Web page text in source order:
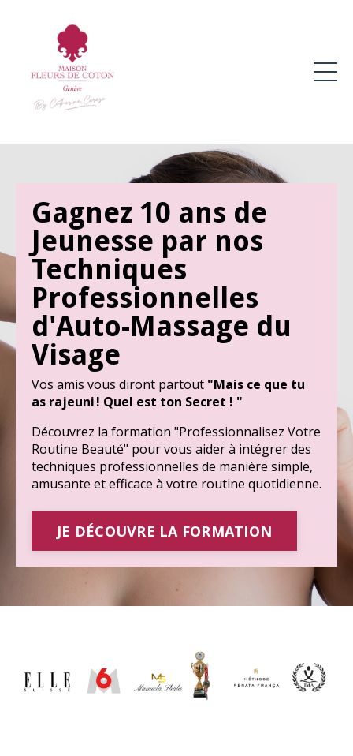
Gagnez 10 ans de
Jeunesse par nos
Techniques
Professionnelles
d'Auto-Massage du
Visage
Vos amis vous diront partout "Mais ce que tu
as rajeuni ! Quel est ton Secret ! "
Découvrez la formation "Professionnalisez Votre
Routine Beauté" pour vous aider à intégrer des
techniques professionnelles de manière simple,
amusante et efficace à votre routine quotidienne.
JE DÉCOUVRE LA FORMATION